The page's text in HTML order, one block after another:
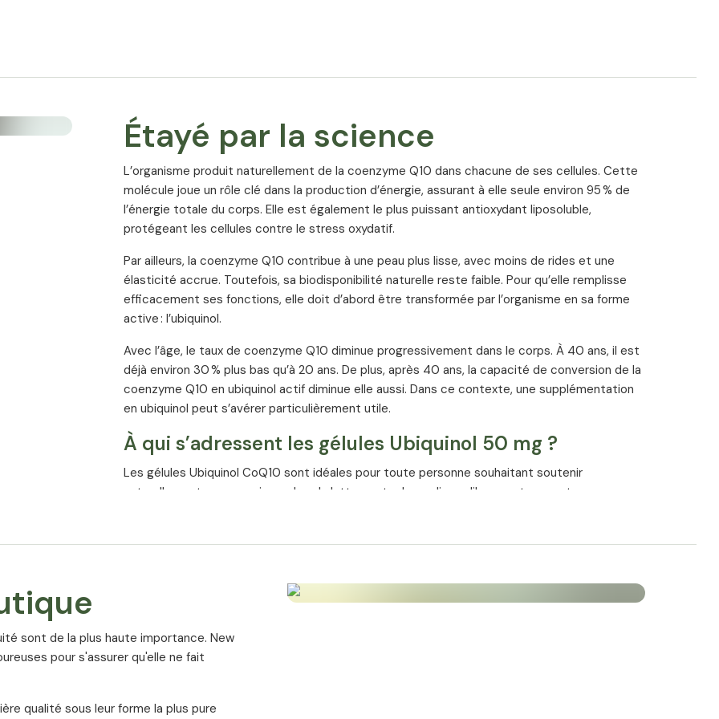
Étayé par la science
L’organisme produit naturellement de la coenzyme Q10 dans chacune de ses cellules. Cette
molécule joue un rôle clé dans la production d’énergie, assurant à elle seule environ 95 % de
l’énergie totale du corps. Elle est également le plus puissant antioxydant liposoluble,
protégeant les cellules contre le stress oxydatif.
Par ailleurs, la coenzyme Q10 contribue à une peau plus lisse, avec moins de rides et une
élasticité accrue. Toutefois, sa biodisponibilité naturelle reste faible. Pour qu’elle remplisse
efficacement ses fonctions, elle doit d’abord être transformée par l’organisme en sa forme
active : l’ubiquinol.
Avec l’âge, le taux de coenzyme Q10 diminue progressivement dans le corps. À 40 ans, il est
déjà environ 30 % plus bas qu’à 20 ans. De plus, après 40 ans, la capacité de conversion de la
coenzyme Q10 en ubiquinol actif diminue elle aussi. Dans ce contexte, une supplémentation
en ubiquinol peut s’avérer particulièrement utile.
À qui s’adressent les gélules Ubiquinol 50 mg ?
Les gélules Ubiquinol CoQ10 sont idéales pour toute personne souhaitant soutenir
naturellement son organisme dans la lutte contre les radicaux libres, notamment :
(consommation d’alcool, de tabac, stress physique ou mental important)
les personnes âgées, car le stress oxydatif augmente naturellement avec l’âge
Chez les personnes en bonne santé jusqu’à l’âge de 20 ou 30 ans, l’organisme produit
facilement de la coenzyme Q10 et la convertit en ubiquinol. À cet âge, une supplémentation
sont de la plus haute importance. New
pour s'assurer qu'elle ne fait
qualité sous leur forme la plus pure